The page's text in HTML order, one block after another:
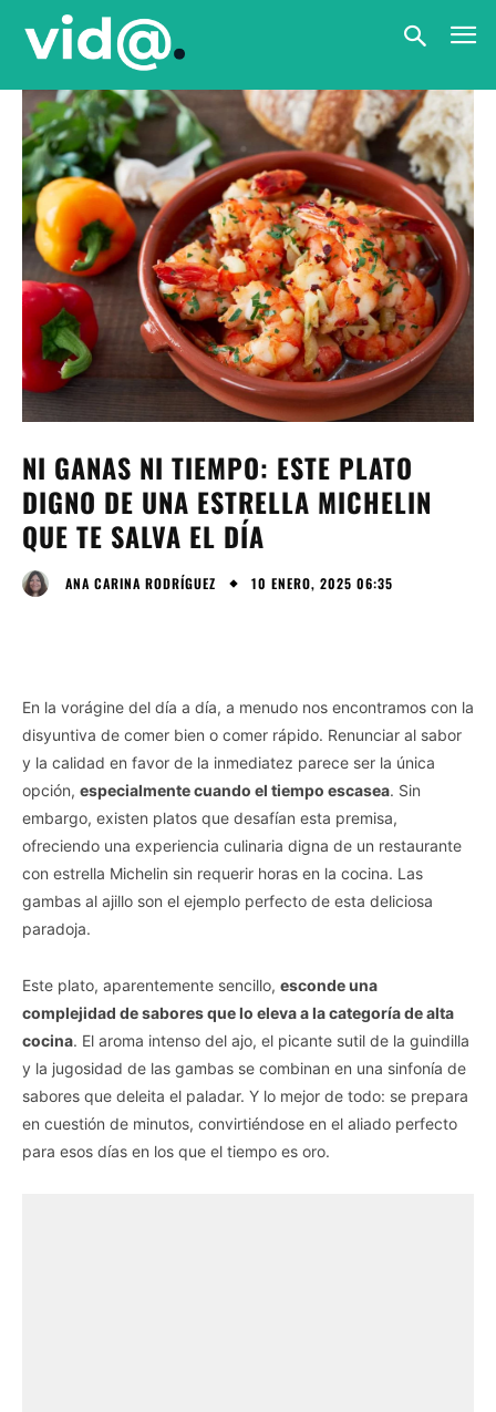
NI GANAS NI TIEMPO: ESTE PLATO
DIGNO DE UNA ESTRELLA MICHELIN
QUE TE SALVA EL DÍA
ANA CARINA RODRÍGUEZ 10 ENERO, 2025 06:35
En la vorágine del día a día, a menudo nos encontramos con la
disyuntiva de comer bien o comer rápido. Renunciar al sabor
y la calidad en favor de la inmediatez parece ser la única
opción, especialmente cuando el tiempo escasea. Sin
embargo, existen platos que desafían esta premisa,
ofreciendo una experiencia culinaria digna de un restaurante
con estrella Michelin sin requerir horas en la cocina. Las
gambas al ajillo son el ejemplo perfecto de esta deliciosa
paradoja.
Este plato, aparentemente sencillo, esconde una
complejidad de sabores que lo eleva a la categoría de alta
cocina. El aroma intenso del ajo, el picante sutil de la guindilla
y la jugosidad de las gambas se combinan en una sinfonía de
sabores que deleita el paladar. Y lo mejor de todo: se prepara
en cuestión de minutos, convirtiéndose en el aliado perfecto
para esos días en los que el tiempo es oro.